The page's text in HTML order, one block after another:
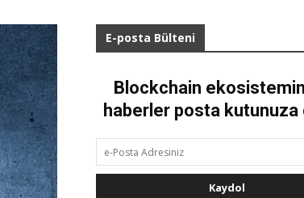
E-posta Bülteni
Blockchain
haberler posta kutunuza